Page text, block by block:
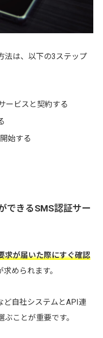
法は、以下の3ステップ
ービスと契約する
始する
できるSMS認証サー
求が届いた際にすぐ確認
求められます。
ど自社システムとAPI連
ことが重要です。